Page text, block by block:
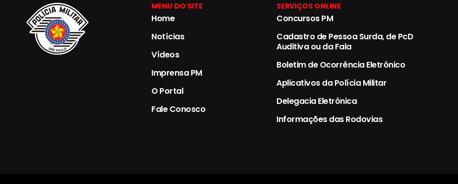
MENU DO SITE
Home
Notícias
Vídeos
Imprensa PM
O Portal
Fale Conosco
SERVIÇOS ONLINE
Concursos PM
Cadastro de Pessoa Surda, de PcD
Auditiva ou da Fala
Boletim de Ocorrência Eletrônico
Aplicativos da Polícia Militar
Delegacia Eletrônica
Informações das Rodovias